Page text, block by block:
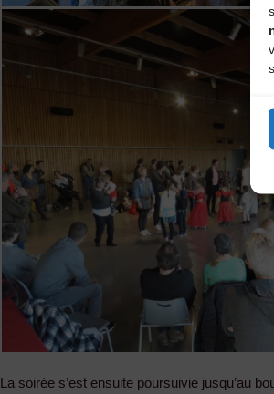
La soirée s’est ensuite poursuivie jusqu’au